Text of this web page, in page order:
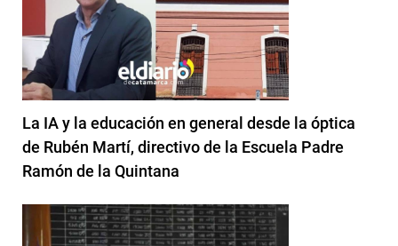
La IA y la educación en general desde la óptica
de Rubén Martí, directivo de la Escuela Padre
Ramón de la Quintana